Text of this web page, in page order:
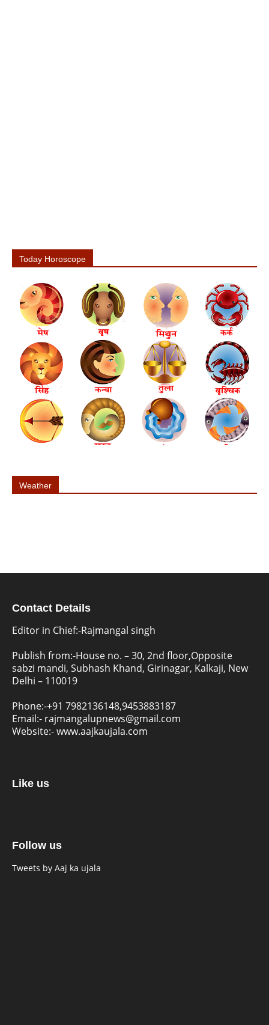
Today Horoscope
Weather
Contact Details
Editor in Chief:-Rajmangal singh
Publish from:-House no. – 30, 2nd floor,Opposite
sabzi mandi, Subhash Khand, Girinagar, Kalkaji, New
Delhi – 110019
Phone:-+91 7982136148,9453883187
Email:- rajmangalupnews@gmail.com
Website:-www.aajkaujala.com
Like us
Follow us
Tweets by Aaj ka ujala